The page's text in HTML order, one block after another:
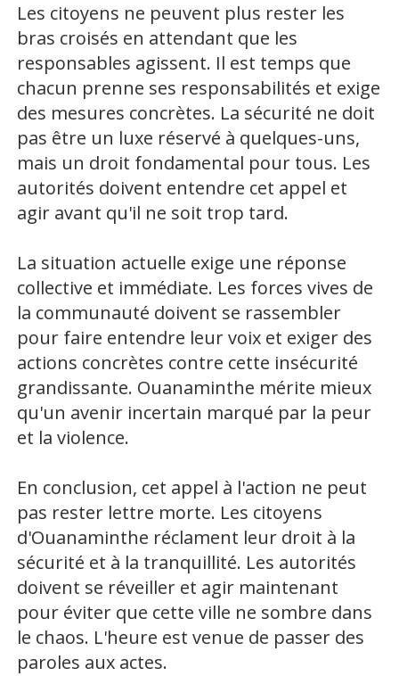
Les citoyens ne peuvent plus rester les
bras croisés en attendant que les
responsables agissent. Il est temps que
chacun prenne ses responsabilités et exige
des mesures concrètes. La sécurité ne doit
pas être un luxe réservé à quelques-uns,
mais un droit fondamental pour tous. Les
autorités doivent entendre cet appel et
agir avant qu'il ne soit trop tard.
La situation actuelle exige une réponse
collective et immédiate. Les forces vives de
la communauté doivent se rassembler
pour faire entendre leur voix et exiger des
actions concrètes contre cette insécurité
grandissante. Ouanaminthe mérite mieux
qu'un avenir incertain marqué par la peur
et la violence.
En conclusion, cet appel à l'action ne peut
pas rester lettre morte. Les citoyens
d'Ouanaminthe réclament leur droit à la
sécurité et à la tranquillité. Les autorités
doivent se réveiller et agir maintenant
pour éviter que cette ville ne sombre dans
le chaos. L'heure est venue de passer des
paroles aux actes.